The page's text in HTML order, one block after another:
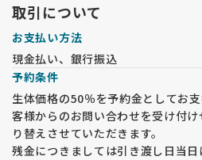
取引について
お支払い方法
現金払い、銀行振込
予約条件
生体価格の50％を予約金としてお
客様からのお問い合わせを受け付
り替えさせていただきます。
残金につきましては引き渡し日当日